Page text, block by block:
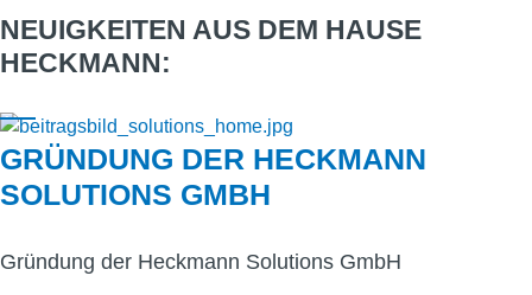
NEUIGKEITEN AUS DEM HAUSE
HECKMANN:
GRÜNDUNG DER HECKMANN
SOLUTIONS GMBH
Gründung der Heckmann Solutions GmbH